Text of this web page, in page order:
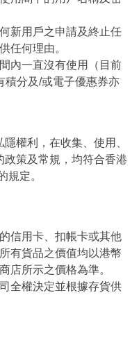
新用戶之申請及終止任
任何理由。
內一直沒有使用（目前
積分及/或電子優惠券亦
權利，在收集、使用、
策及常規，均符合香港
規定。
信用卡、扣帳卡或其他
有貨品之價值均以港幣
店所示之價格為準。
全權決定並根據存貨供